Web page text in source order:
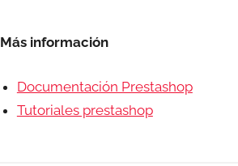
Más información
Documentación Prestashop
Tutoriales prestashop